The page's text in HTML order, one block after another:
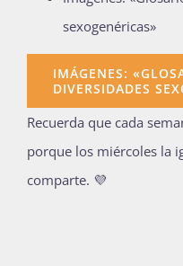
sexogenéricas»
IMÁGENES:
DIVERSIDADES
Recuerda que cada
porque los miércoles la
comparte. 💜